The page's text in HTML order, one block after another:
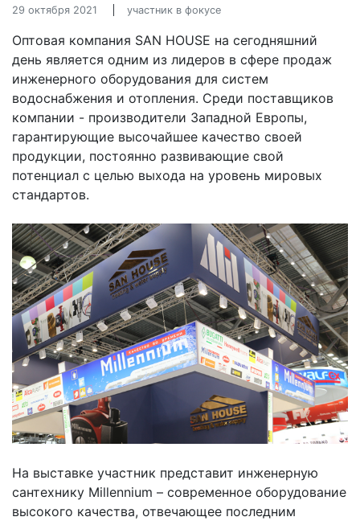
29 октября 2021 участник в фокусе
Оптовая компания SAN HOUSE на сегодняшний
день является одним из лидеров в сфере продаж
инженерного оборудования для систем
водоснабжения и отопления. Среди поставщиков
компании - производители Западной Европы,
гарантирующие высочайшее качество своей
продукции, постоянно развивающие свой
потенциал с целью выхода на уровень мировых
стандартов.
На выставке участник представит инженерную
сантехнику Millennium – современное оборудование
высокого качества, отвечающее последним